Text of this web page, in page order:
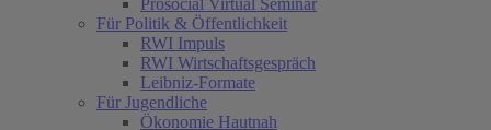
Prosocial Virtual Seminar
Für Politik & Öffentlichkeit
RWI Impuls
RWI Wirtschaftsgespräch
Leibniz-Formate
Für Jugendliche
Ökonomie Hautnah